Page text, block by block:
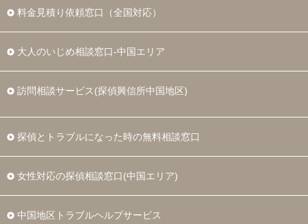
料金見積り依頼窓口（全国対応）
大人のいじめ相談窓口-中国エリア
訪問相談サービス(探偵興信所中国地区)
探偵とトラブルになった時の無料相談窓口
女性対応の探偵相談窓口(中国エリア)
中国地区トラブルヘルプサービス